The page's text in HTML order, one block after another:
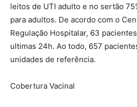
leitos de UTI adulto e no sertão
para adultos. De acordo com o
Regulação Hospitalar, 63
ultimas 24h. Ao todo, 657
unidades de referência.
Cobertura Vacinal